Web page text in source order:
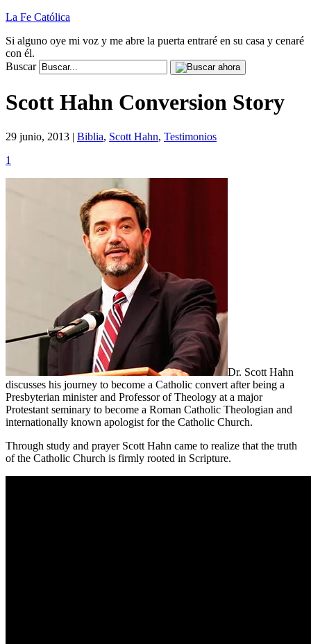
La Fe Católica
Si alguno oye mi voz y me abre la puerta entraré en su casa y cenaré
con él.
Buscar
Scott Hahn Conversion Story
29 junio, 2013 | Biblia, Scott Hahn, Testimonios
1
Dr. Scott Hahn
discusses his journey to become a Catholic convert after being a
Presbyterian minister and Professor of Theology at a major
Protestant seminary to become a Roman Catholic Theologian and
internationally known apologist for the Catholic Church.
Through study and prayer Scott Hahn came to realize that the truth
of the Catholic Church is firmly rooted in Scripture.